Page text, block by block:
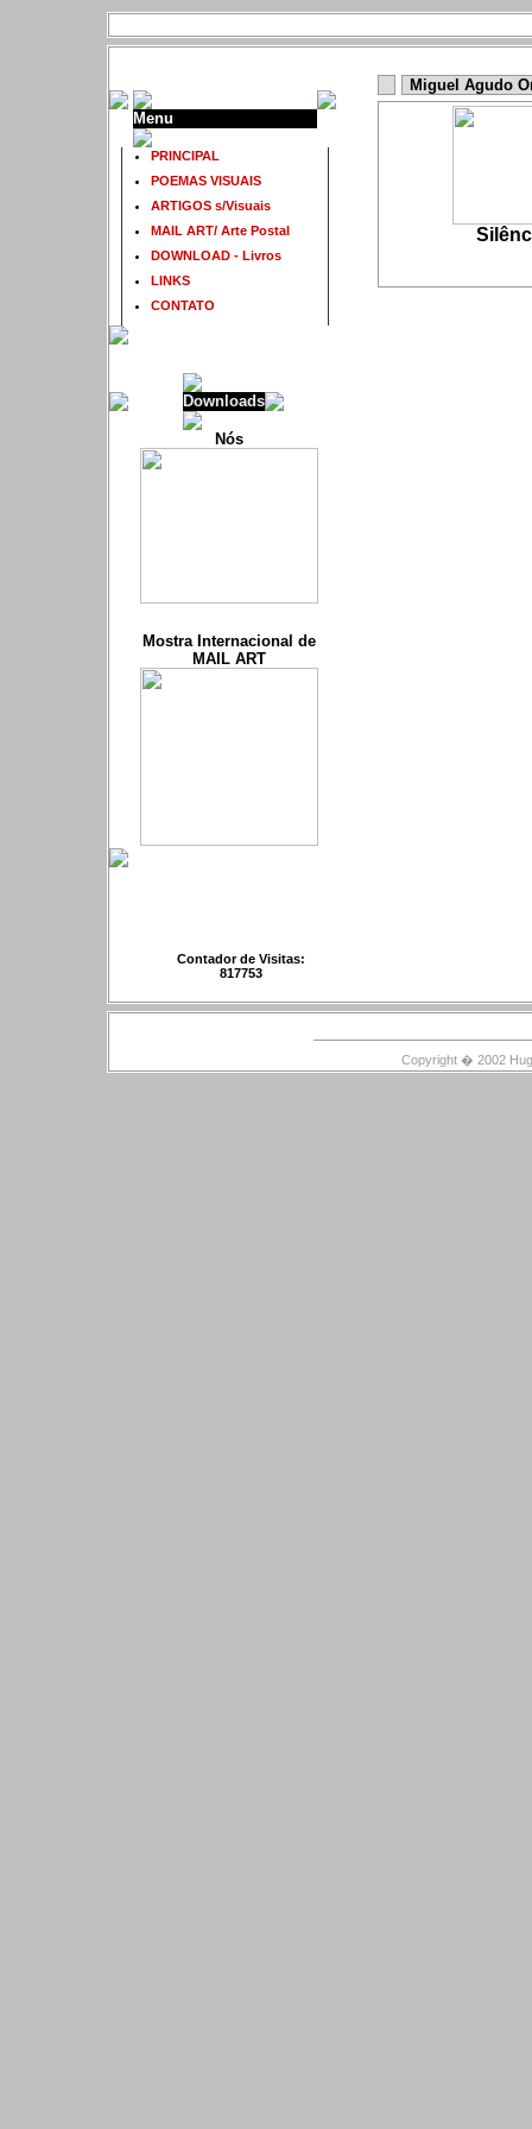
Menu
PRINCIPAL
POEMAS VISUAIS
ARTIGOS s/Visuais
MAIL ART/ Arte Postal
DOWNLOAD - Livros
LINKS
CONTATO
Downloads
Nós
Mostra Internacional de
MAIL ART
Contador de Visitas:
817753
Miguel Agudo
Copyright � 2002